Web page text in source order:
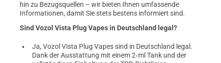
hin zu Bezugsquellen – wir bieten Ihnen umfassende
Informationen, damit Sie stets bestens informiert sind.
Sind Vozol Vista Plug Vapes in Deutschland legal?
Ja, Vozol Vista Plug Vapes sind in Deutschland legal.
Dank der Ausstattung mit einem 2‑ml Tank und der